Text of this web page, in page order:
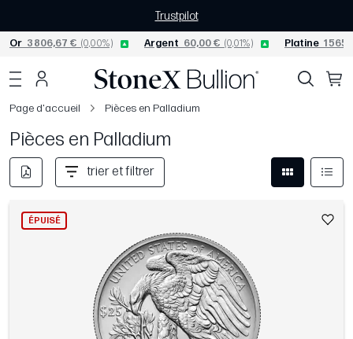
Trustpilot
Or 3 806,67 € (0,00%) Argent 60,00 € (0,01%) Platine 1
Page d'accueil Pièces en Palladium
Pièces en Palladium
trier et filtrer
ÉPUISÉ